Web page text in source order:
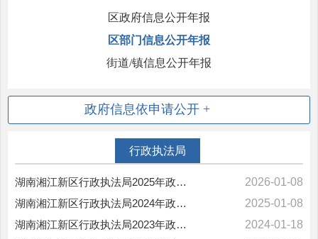
区政府信息公开年报
区部门信息公开年报
街道/镇信息公开年报
政府信息依申请公开
行政执法局
湖南湘江新区行政执法局2025年政府信息公开工作年度报告
2026-01-08
湖南湘江新区行政执法局2024年政府信息公开工作年度报告
2025-01-08
湖南湘江新区行政执法局2023年政府信息公开工作年度报告
2024-01-18